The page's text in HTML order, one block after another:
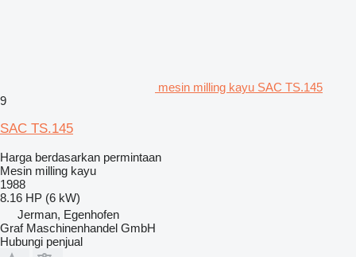
mesin milling kayu SAC TS.145
9
SAC TS.145
Harga berdasarkan permintaan
Mesin milling kayu
1988
8.16 HP (6 kW)
Jerman, Egenhofen
Graf Maschinenhandel GmbH
Hubungi penjual